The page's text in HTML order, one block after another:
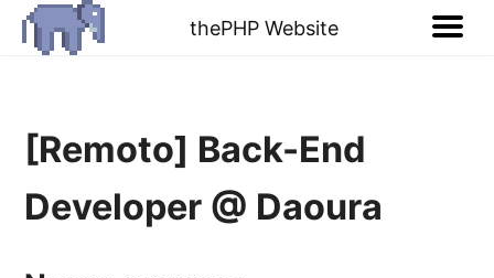
thePHP Website
[Remoto] Back-End
Developer @ Daoura